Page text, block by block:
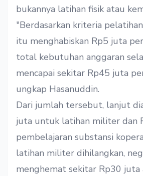
bukannya latihan fisik atau
"Berdasarkan kriteria
itu menghabiskan Rp5 juta
total kebutuhan anggaran
mencapai sekitar Rp45 juta
ungkap Hasanuddin.
Dari jumlah tersebut, lanjut
juta untuk latihan militer dan
pembelajaran substansi
latihan militer dihilangkan,
menghemat sekitar Rp30 juta